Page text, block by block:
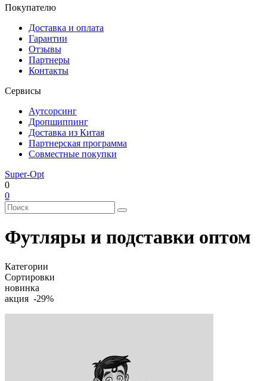
Покупателю
Доставка и оплата
Гарантии
Отзывы
Партнеры
Контакты
Сервисы
Аутсорсинг
Дропшиппинг
Доставка из Китая
Партнерская программа
Совместные покупки
Super-Opt
0
0
Футляры и подставки оптом
Категории
Сортировки
новинка
акция -29%